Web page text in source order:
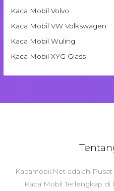
Kaca Mobil Volvo
Kaca Mobil VW Volkswagen
Kaca Mobil Wuling
Kaca Mobil XYG Glass
Kacamobil.Net adalah
Kaca Mobil Terlengkap